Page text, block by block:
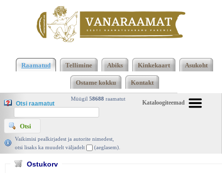
mahlajoogid, Salme Masso, Valgus 1974 |
vanaraamat. ee
Raamatud Tellimine Abiks Kinkekaart Asukoht
Ostame kokku Kontakt
Kataloogiteemad
Müügil 58688 raamatut
Otsi raamatut
Vaikimisi pealkirjadest ja autorite nimedest,
otsi lisaks ka muudelt väljadelt
(aeglasem).
Ostukorv